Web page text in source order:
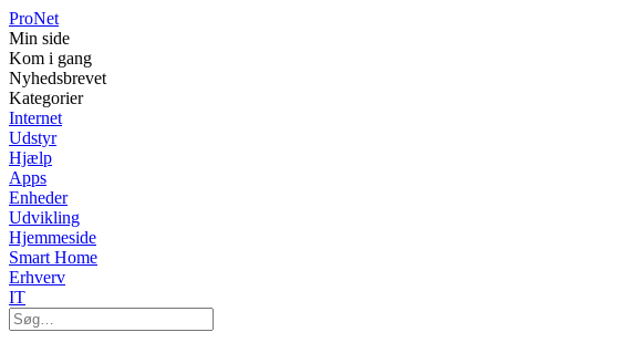
ProNet
Min side
Kom i gang
Nyhedsbrevet
Kategorier
Internet
Udstyr
Hjælp
Apps
Enheder
Udvikling
Hjemmeside
Smart Home
Erhverv
IT